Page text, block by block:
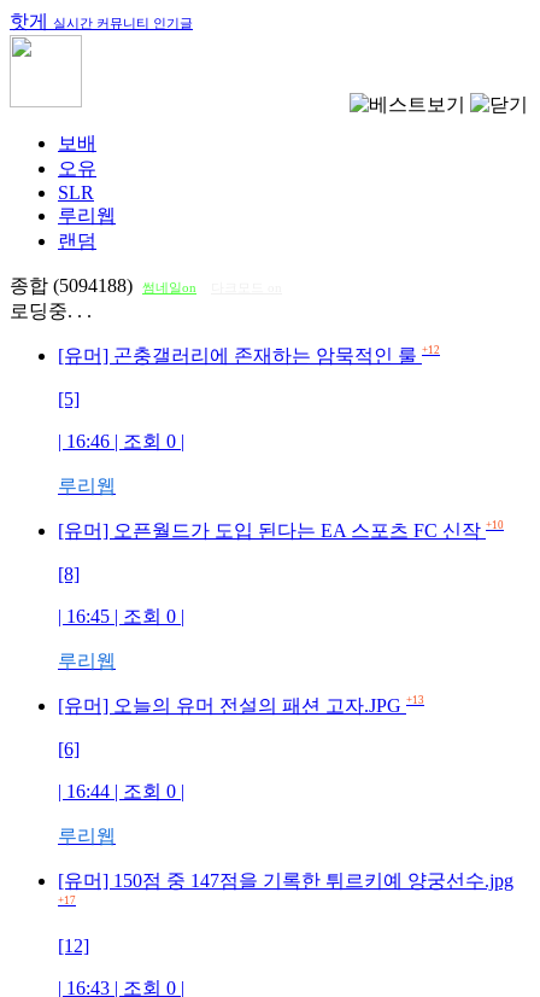
핫게 실시간 커뮤니티 인기글
보배
오유
SLR
루리웹
랜덤
종합 (5094188) 썸네일on
로딩중. . .
[유머] 곤충갤러리에 존재하는 암묵적인 룰 +12
[5]
| 16:46 | 조회 0 |
루리웹
[유머] 오픈월드가 도입 된다는 EA 스포츠 FC 신작 +10
[8]
| 16:45 | 조회 0 |
루리웹
[유머] 오늘의 유머 전설의 패션 고자.JPG +13
[6]
| 16:44 | 조회 0 |
루리웹
[유머] 150점 중 147점을 기록한 튀르키예 양궁선수.jpg
+17
[12]
| 16:43 | 조회 0 |